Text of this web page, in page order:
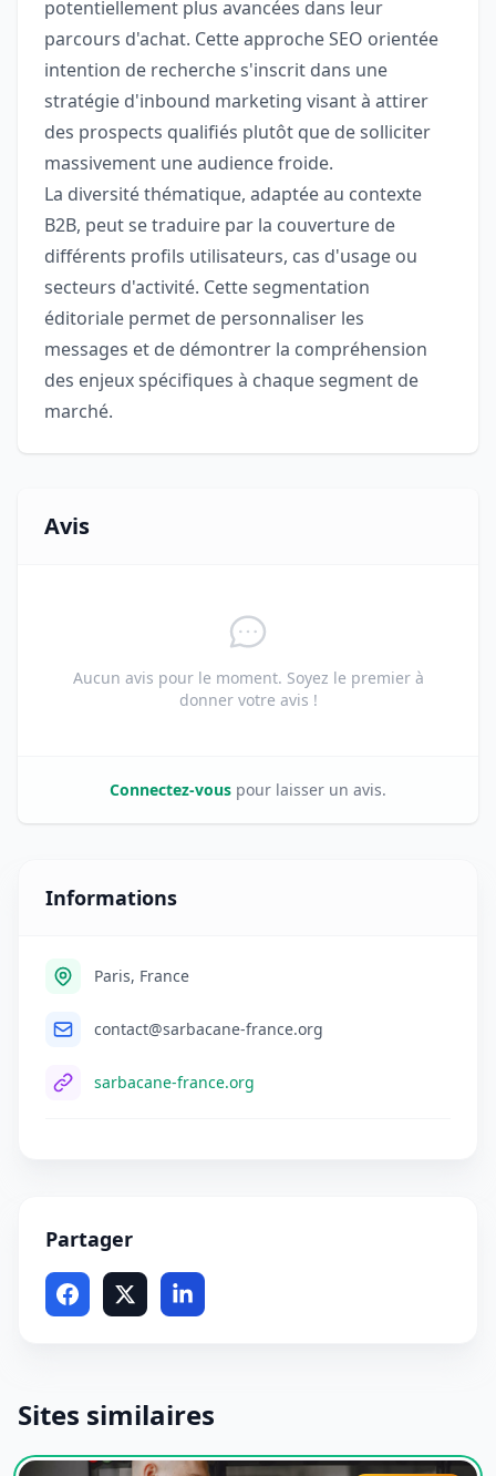
potentiellement plus avancées dans leur
parcours d'achat. Cette approche SEO orientée
intention de recherche s'inscrit dans une
stratégie d'inbound marketing visant à attirer
des prospects qualifiés plutôt que de solliciter
massivement une audience froide.
La diversité thématique, adaptée au contexte
B2B, peut se traduire par la couverture de
différents profils utilisateurs, cas d'usage ou
secteurs d'activité. Cette segmentation
éditoriale permet de personnaliser les
messages et de démontrer la compréhension
des enjeux spécifiques à chaque segment de
marché.
Avis
Aucun avis pour le moment. Soyez le premier à
donner votre avis !
Connectez-vous pour laisser un avis.
Informations
Paris, France
contact@sarbacane-france.org
sarbacane-france.org
Partager
Sites similaires